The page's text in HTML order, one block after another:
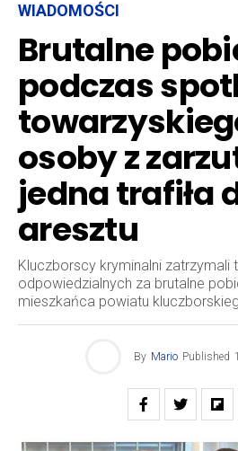
WIADOMOŚCI
Brutalne
podczas
osoby z
jedna trafiła
aresztu
Kluczborscy kryminalni zatrzymali
odpowiedzialnych za brutalne
mieszkańca powiatu
By Mario Published